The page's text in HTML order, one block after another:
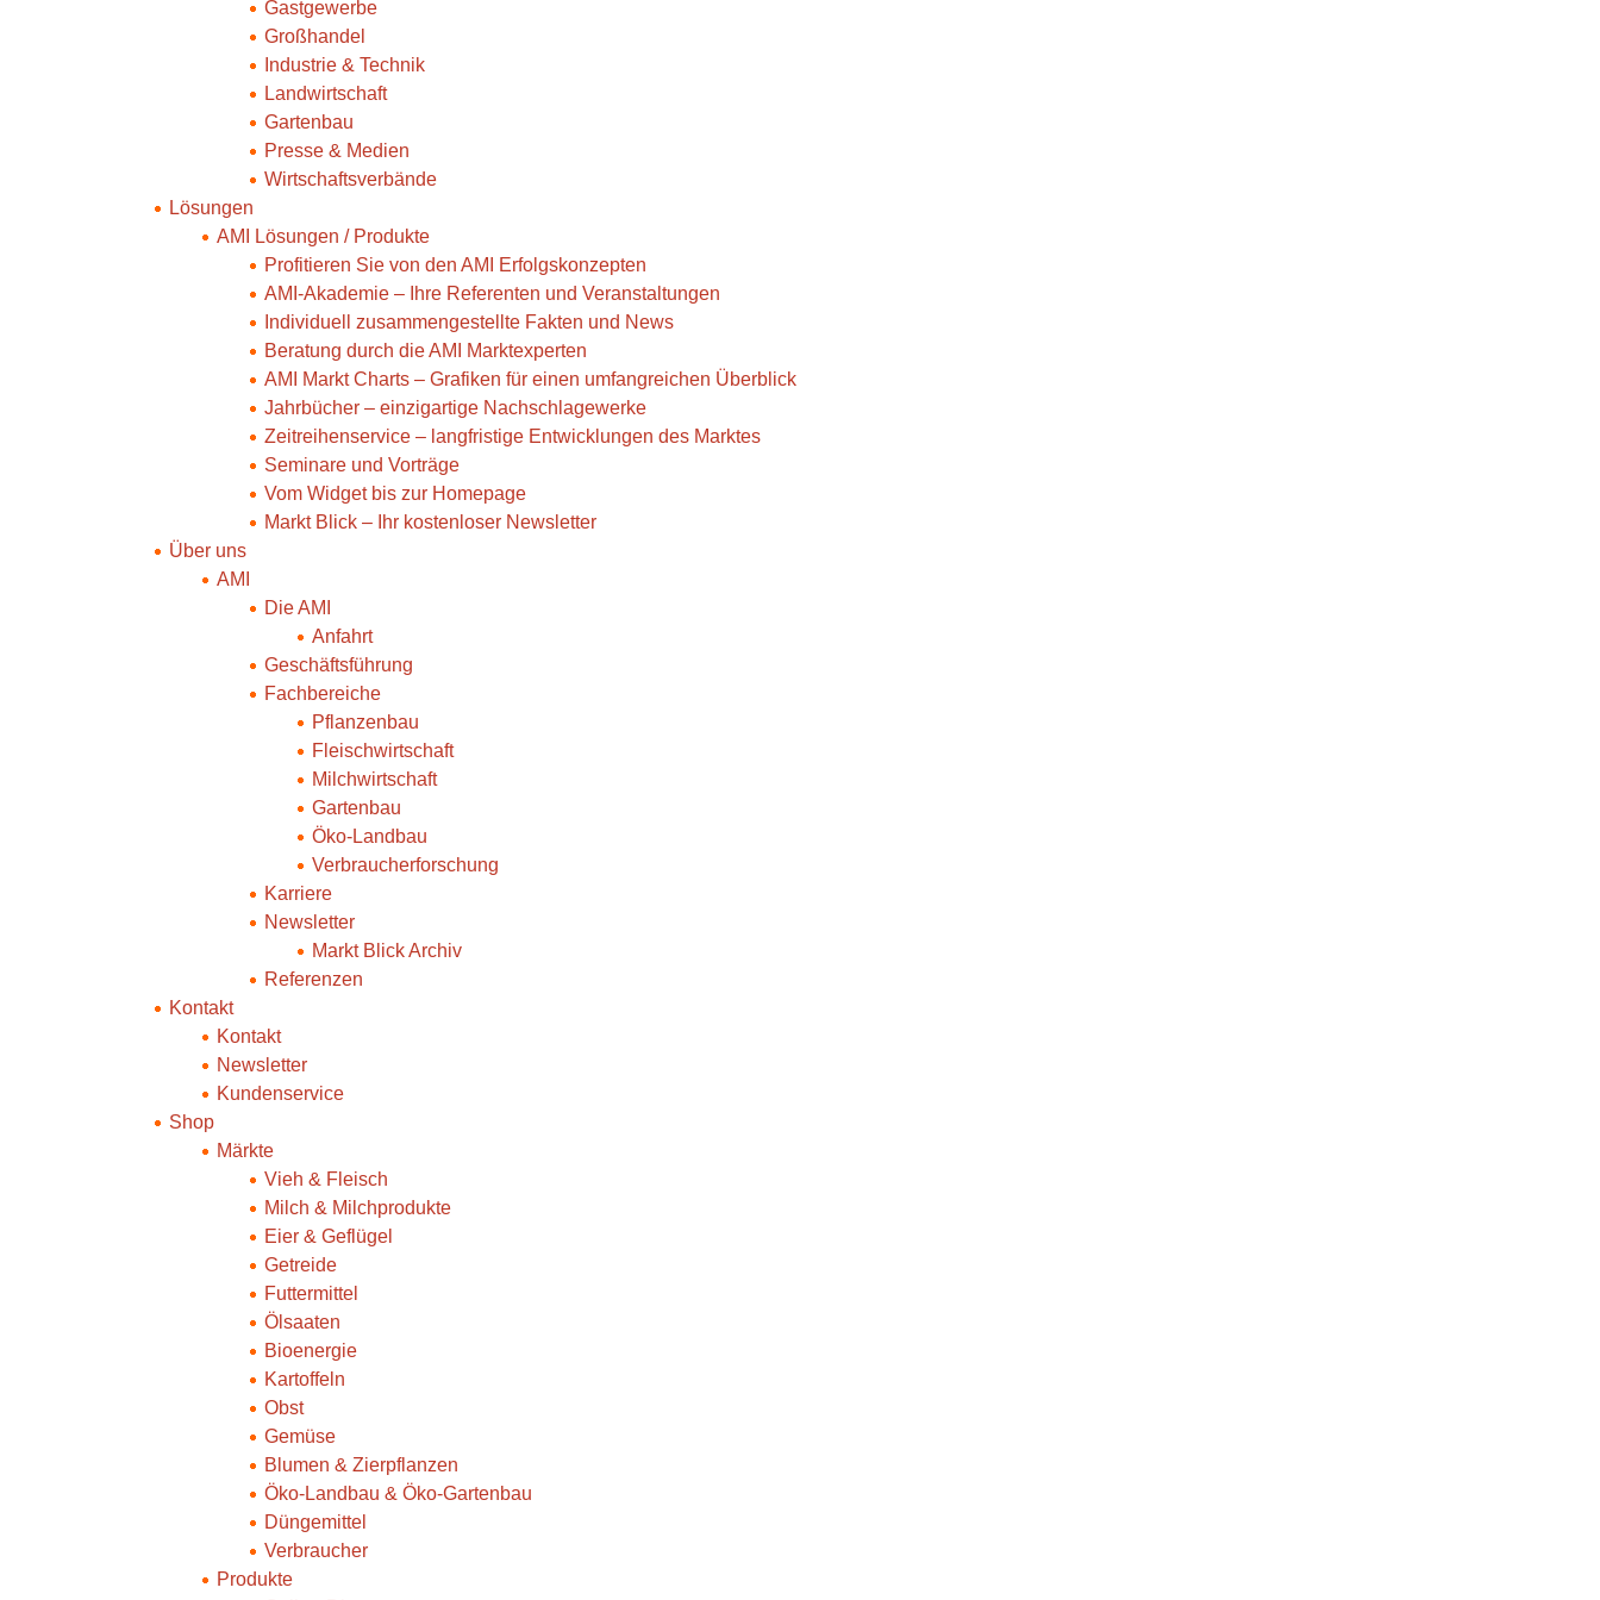
Gastgewerbe
Großhandel
Industrie & Technik
Landwirtschaft
Gartenbau
Presse & Medien
Wirtschaftsverbände
Lösungen
AMI Lösungen / Produkte
Profitieren Sie von den AMI Erfolgskonzepten
AMI-Akademie – Ihre Referenten und Veranstaltungen
Individuell zusammengestellte Fakten und News
Beratung durch die AMI Marktexperten
AMI Markt Charts – Grafiken für einen umfangreichen Überblick
Jahrbücher – einzigartige Nachschlagewerke
Zeitreihenservice – langfristige Entwicklungen des Marktes
Seminare und Vorträge
Vom Widget bis zur Homepage
Markt Blick – Ihr kostenloser Newsletter
Über uns
AMI
Die AMI
Anfahrt
Geschäftsführung
Fachbereiche
Pflanzenbau
Fleischwirtschaft
Milchwirtschaft
Gartenbau
Öko-Landbau
Verbraucherforschung
Karriere
Newsletter
Markt Blick Archiv
Referenzen
Kontakt
Kontakt
Newsletter
Kundenservice
Shop
Märkte
Vieh & Fleisch
Milch & Milchprodukte
Eier & Geflügel
Getreide
Futtermittel
Ölsaaten
Bioenergie
Kartoffeln
Obst
Gemüse
Blumen & Zierpflanzen
Öko-Landbau & Öko-Gartenbau
Düngemittel
Verbraucher
Produkte